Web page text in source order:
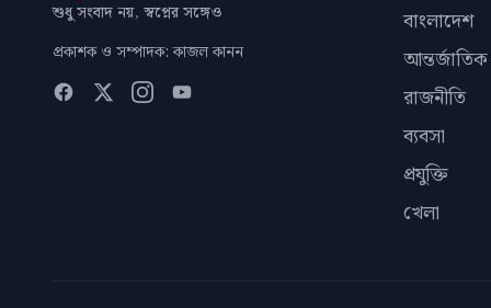
শুধু সংবাদ নয়, স্বপ্নের সঙ্গেও
প্রকাশক ও সম্পাদক: কাজল কানন
বাংলাদেশ
আন্তর্জাতিক
রাজনীতি
ব্যবসা
প্রযুক্তি
খেলা